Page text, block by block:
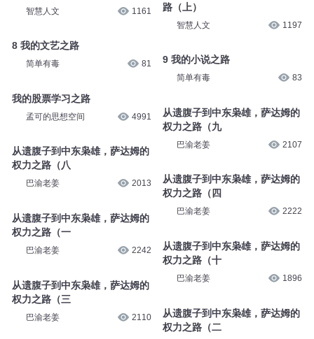
智慧人文 1161
8 我的文艺之路
简单有毒 81
我的股票学习之路
孟可的思想空间 4991
从遗腹子到中东枭雄，萨达姆的
权力之路（八
巴渝老姜 2013
从遗腹子到中东枭雄，萨达姆的
权力之路（一
巴渝老姜 2242
从遗腹子到中东枭雄，萨达姆的
权力之路（三
巴渝老姜 2110
路（上）
智慧人文 1197
9 我的小说之路
简单有毒 83
从遗腹子到中东枭雄，萨达姆的
权力之路（九
巴渝老姜 2107
从遗腹子到中东枭雄，萨达姆的
权力之路（四
巴渝老姜 2222
从遗腹子到中东枭雄，萨达姆的
权力之路（十
巴渝老姜 1896
从遗腹子到中东枭雄，萨达姆的
权力之路（二